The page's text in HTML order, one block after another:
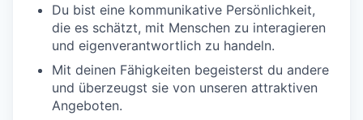
Du bist eine kommunikative Persönlichkeit,
die es schätzt, mit Menschen zu interagieren
und eigenverantwortlich zu handeln.
Mit deinen Fähigkeiten begeisterst du andere
und überzeugst sie von unseren attraktiven
Angeboten.